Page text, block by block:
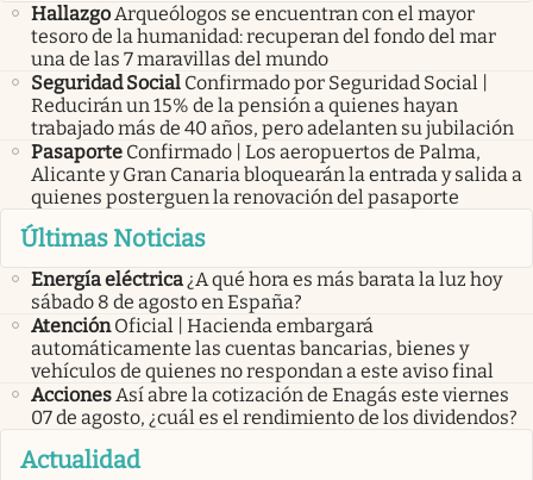
HallazgoArqueólogos se encuentran con el mayor
tesoro de la humanidad: recuperan del fondo del mar
una de las 7 maravillas del mundo
Seguridad Social Confirmado por Seguridad Social |
Reducirán un 15% de la pensión a quienes hayan
trabajado más de 40 años, pero adelanten su jubilación
Pasaporte Confirmado | Los aeropuertos de Palma,
Alicante y Gran Canaria bloquearán la entrada y salida a
quienes posterguen la renovación del pasaporte
Últimas Noticias
Energía eléctrica¿A qué hora es más barata la luz hoy
sábado 8 de agosto en España?
Atención Oficial | Hacienda embargará
automáticamente las cuentas bancarias, bienes y
vehículos de quienes no respondan a este aviso final
AccionesAsí abre la cotización de Enagás este viernes
07 de agosto, ¿cuál es el rendimiento de los dividendos?
Actualidad